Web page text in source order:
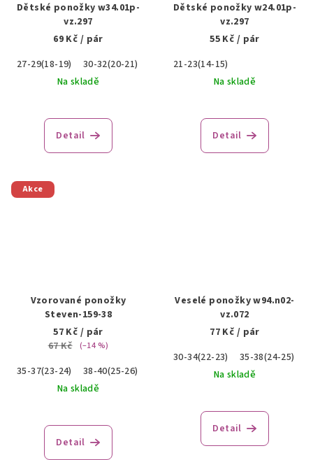
Dětské ponožky w34.01p-
vz.297
69 Kč / pár
27-29(18-19)
30-32(20-21)
Na skladě
Detail
Dětské ponožky w24.01p-
vz.297
55 Kč / pár
21-23(14-15)
Na skladě
Detail
Akce
Vzorované ponožky
Steven-159-38
57 Kč / pár
67 Kč
(–14 %)
35-37(23-24)
38-40(25-26)
Na skladě
Detail
Veselé ponožky w94.n02-
vz.072
77 Kč / pár
30-34(22-23)
35-38(24-25)
Na skladě
Detail